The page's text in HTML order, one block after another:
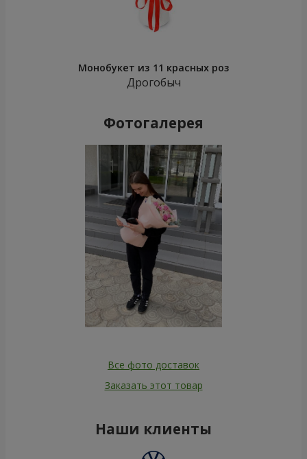
Монобукет из 11 красных роз
Дрогобыч
Фотогалерея
Все фото доставок
Заказать этот товар
Наши клиенты